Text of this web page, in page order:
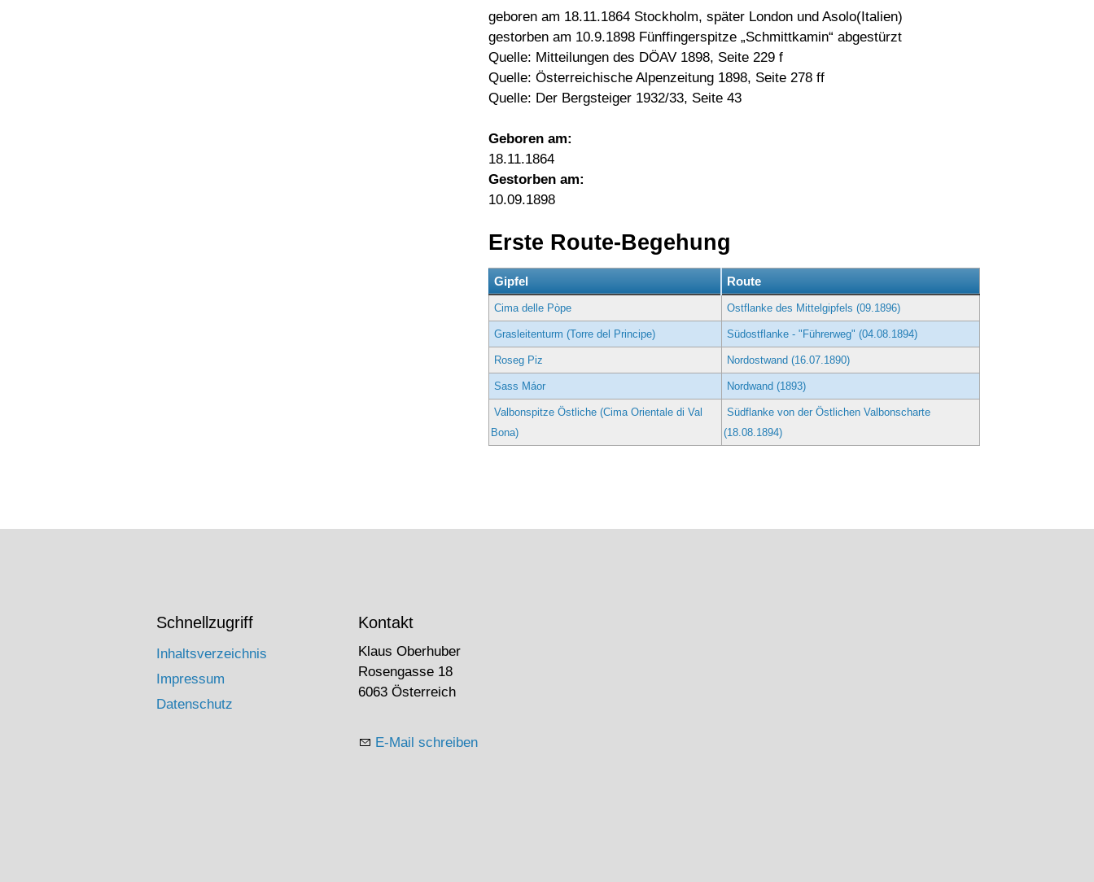
geboren am 18.11.1864 Stockholm, später London und Asolo(Italien)
gestorben am 10.9.1898 Fünffingerspitze „Schmittkamin“ abgestürzt
Quelle: Mitteilungen des DÖAV 1898, Seite 229 f
Quelle: Österreichische Alpenzeitung 1898, Seite 278 ff
Quelle: Der Bergsteiger 1932/33, Seite 43
Geboren am:
18.11.1864
Gestorben am:
10.09.1898
Erste Route-Begehung
Gipfel Route
Cima delle Pòpe Ostflanke des Mittelgipfels (09.1896)
Grasleitenturm (Torre del Principe) Südostflanke - "Führerweg" (04.08.1894)
Roseg Piz Nordostwand (16.07.1890)
Sass Máor Nordwand (1893)
Valbonspitze Östliche (Cima Orientale di Val
Bona)
Südflanke von der Östlichen Valbonscharte
(18.08.1894)
Schnellzugriff
Inhaltsverzeichnis
Impressum
Datenschutz
Kontakt
Klaus Oberhuber
Rosengasse 18
6063 Österreich
E-Mail schreiben